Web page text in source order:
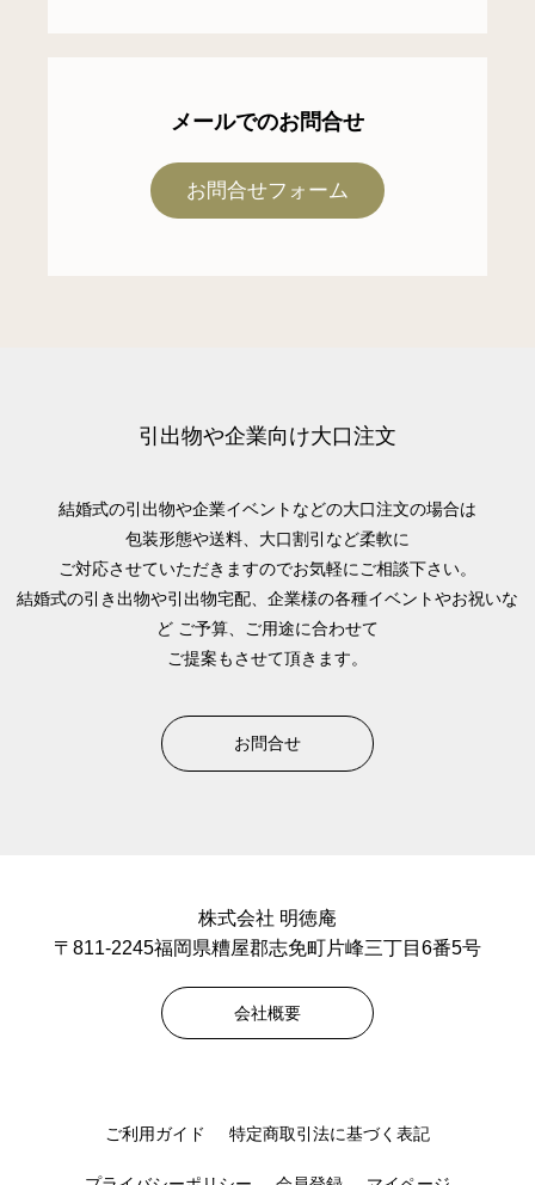
メールでのお問合せ
お問合せフォーム
引出物や企業向け大口注文
結婚式の引出物や企業イベントなどの大口注文の場合は
包装形態や送料、大口割引など柔軟に
ご対応させていただきますのでお気軽にご相談下さい。
結婚式の引き出物や引出物宅配、企業様の各種イベントやお祝いな
ど ご予算、ご用途に合わせて
ご提案もさせて頂きます。
お問合せ
株式会社 明徳庵
〒811-2245福岡県糟屋郡志免町片峰三丁目6番5号
会社概要
ご利用ガイド 特定商取引法に基づく表記